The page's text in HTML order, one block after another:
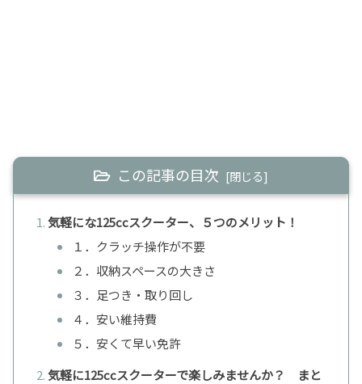
この記事の目次
気軽にな125ccスクーター、５つのメリット！
１．クラッチ操作が不要
２．収納スペースの大きさ
３．足つき・取り回し
４．安い維持費
５．安くて早い免許
気軽に125ccスクーターで楽しみませんか？ まと